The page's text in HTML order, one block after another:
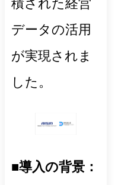
積された経営
データの活用
が実現されま
した。
■導入の背景：